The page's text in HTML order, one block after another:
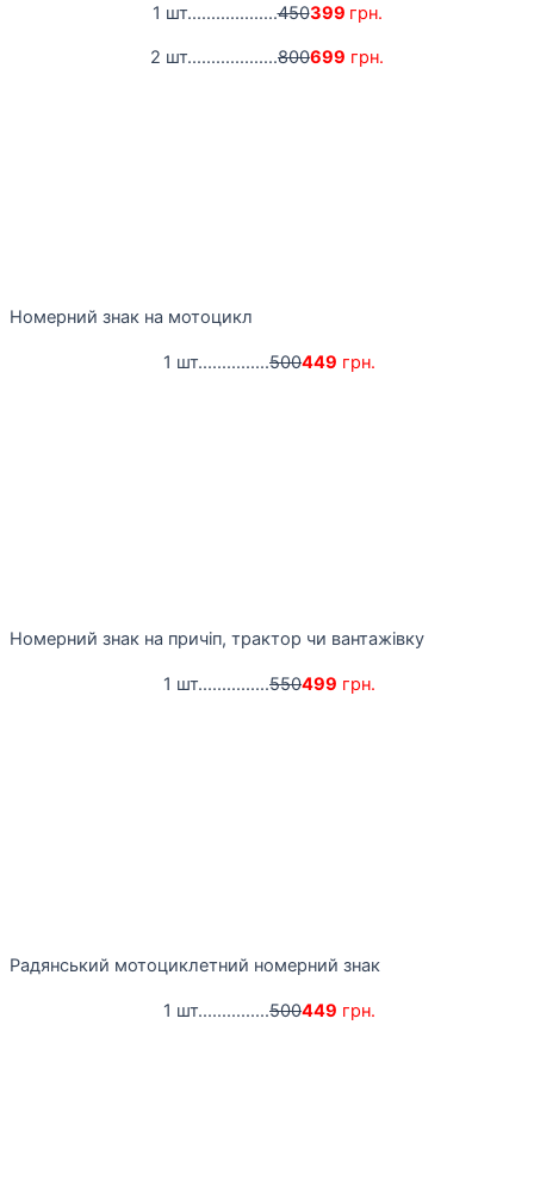
1 шт...................450399 грн.
2 шт...................800699 грн.
Номерний знак на мотоцикл
1 шт...............500449 грн.
Номерний знак на причіп, трактор чи вантажівку
1 шт...............550499 грн.
Радянський мотоциклетний номерний знак
1 шт...............500449 грн.